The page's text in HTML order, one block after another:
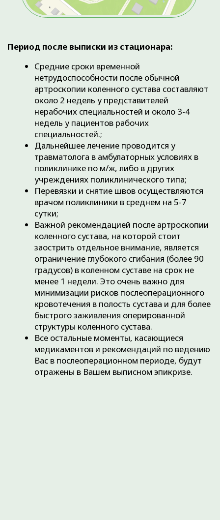
Нажимая на кнопку ЖДУ ЗВОНКА,
вы даетеСогласие на обработку
О клинике:
Преимущества
Наши акции
Наши цены
Лицензии
Пациентам
Что лечим:
Артриты
Артрозы
Грыжи позвоночника
Hallux valgus
Повреждения связок
Синовиты
Методы лечения
Специалисты
Полезные статьи
Контакты
Карта сайта
Наши партнеры
Правовая и
юридическая
информация